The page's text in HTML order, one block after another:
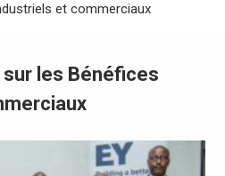
et commerciaux
sur les Bénéfices